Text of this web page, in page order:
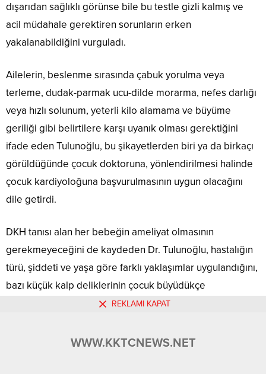
dışarıdan sağlıklı görünse bile bu testle gizli kalmış ve
acil müdahale gerektiren sorunların erken
yakalanabildiğini vurguladı.
Ailelerin, beslenme sırasında çabuk yorulma veya
terleme, dudak-parmak ucu-dilde morarma, nefes darlığı
veya hızlı solunum, yeterli kilo alamama ve büyüme
geriliği gibi belirtilere karşı uyanık olması gerektiğini
ifade eden Tulunoğlu, bu şikayetlerden biri ya da birkaçı
görüldüğünde çocuk doktoruna, yönlendirilmesi halinde
çocuk kardiyoloğuna başvurulmasının uygun olacağını
dile getirdi.
DKH tanısı alan her bebeğin ameliyat olmasının
gerekmeyeceğini de kaydeden Dr. Tulunoğlu, hastalığın
türü, şiddeti ve yaşa göre farklı yaklaşımlar uygulandığını,
bazı küçük kalp deliklerinin çocuk büyüdükçe
kendiliğinden kapanabildiğini belirtti.
Tulunoğlu, “Unutmayın, erken teşhis edilen her doğumsal
REKLAMI KAPAT
WWW.KKTCNEWS.NET